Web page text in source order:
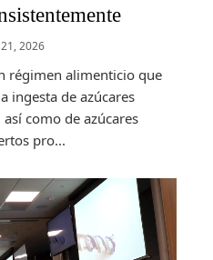
2026
régimen alimenticio que
ingesta de azúcares
como de azúcares
pro...